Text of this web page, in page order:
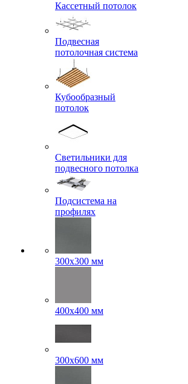
Кассетный потолок
Подвесная
потолочная система
Кубообразный
потолок
Светильники для
подвесного потолка
Подсистема на
профилях
300x300 мм
400х400 мм
300x600 мм